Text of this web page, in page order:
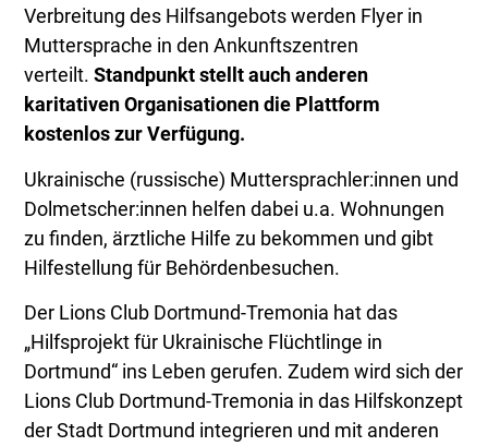
Verbreitung des Hilfsangebots werden Flyer in
Muttersprache in den Ankunftszentren
verteilt.Standpunkt stellt auch anderen
karitativen Organisationen die Plattform
kostenlos zur Verfügung.
Ukrainische (russische) Muttersprachler:innen und
Dolmetscher:innen helfen dabei u.a. Wohnungen
zu finden, ärztliche Hilfe zu bekommen und gibt
Hilfestellung für Behördenbesuchen.
Der Lions Club Dortmund-Tremonia hat das
„Hilfsprojekt für Ukrainische Flüchtlinge in
Dortmund“ ins Leben gerufen. Zudem wird sich der
Lions Club Dortmund-Tremonia in das Hilfskonzept
der Stadt Dortmund integrieren und mit anderen